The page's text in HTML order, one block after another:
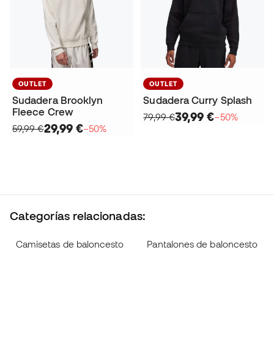
OUTLET
Sudadera Brooklyn
Fleece Crew
59,99 €29,99 €−50%
OUTLET
Sudadera Curry Splash
79,99 €39,99 €−50%
Categorías relacionadas:
Camisetas de baloncesto Pantalones de baloncesto